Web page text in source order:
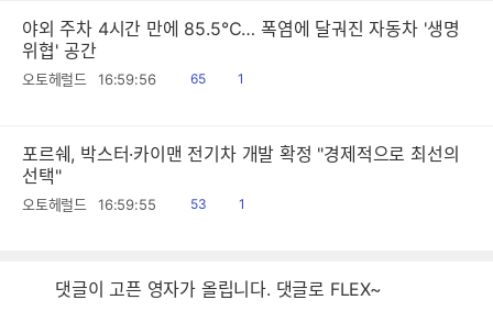
야외 주차 4시간 만에 85.5℃… 폭염에 달궈진 자동차 '생명
위협' 공간
오토헤럴드 16:59:56
읽
65
공1
포르쉐, 박스터·카이맨 전기차 개발 확정 "경제적으로 최선의
선택"
오토헤럴드 16:59:55
읽
53
공1
댓글이 고픈 영자가 올립니다. 댓글로 FLEX~